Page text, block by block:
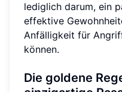
lediglich darum, ein
effektive
Anfälligkeit für
können.
Die goldene